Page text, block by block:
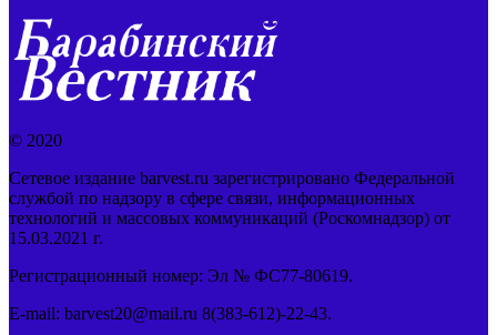
© 2020
Сетевое издание barvest.ru зарегистрировано Федеральной
службой по надзору в сфере связи, информационных
технологий и массовых коммуникаций (Роскомнадзор) от
15.03.2021 г.
Регистрационный номер: Эл № ФС77-80619.
E-mail: barvest20@mail.ru 8(383-612)-22-43.